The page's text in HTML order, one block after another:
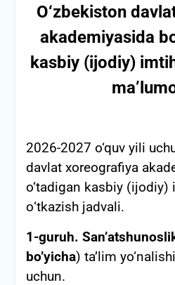
O‘zbekiston
akademiyasida
kasbiy (ijodiy)
2026-2027 o‘quv yili
davlat xoreografiya
o‘tadigan kasbiy (ijodiy)
о‘tkazish jadvali.
1-guruh.
bo’yicha) ta’lim
uchun.